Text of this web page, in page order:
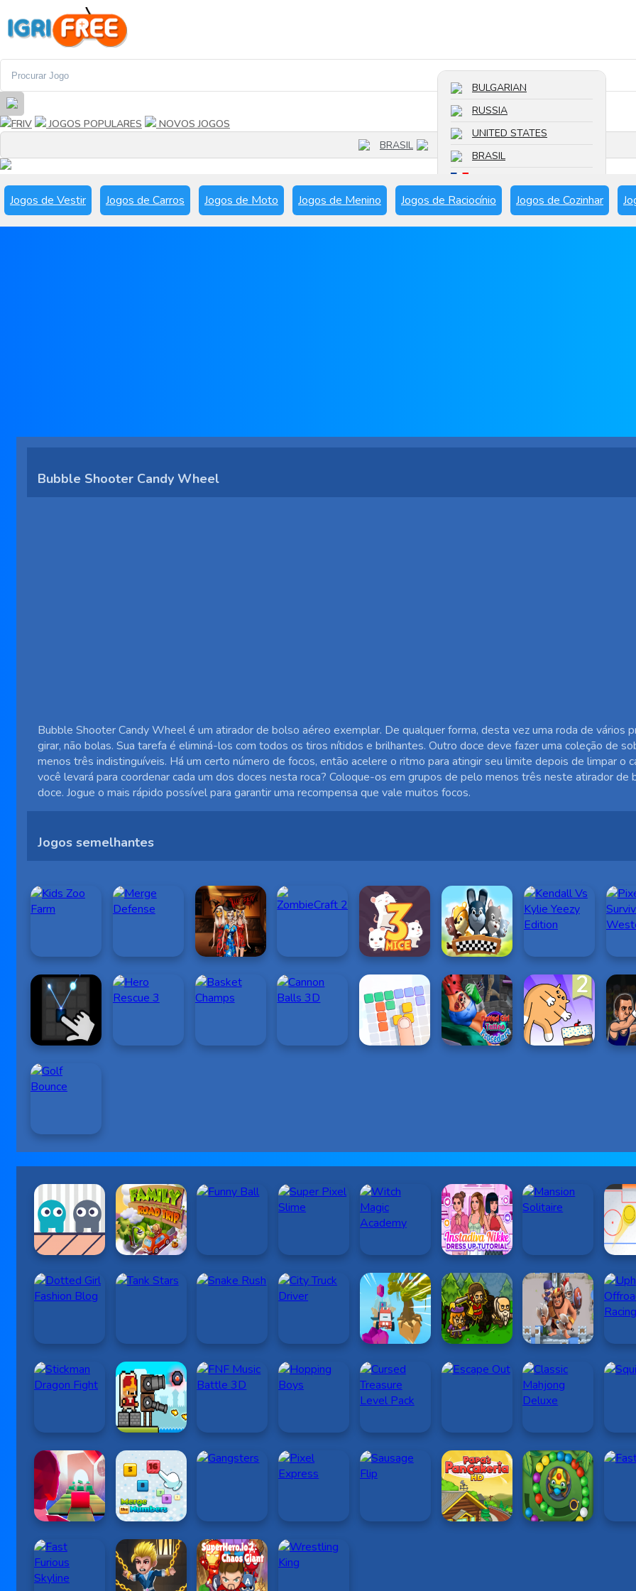
FRIV JOGOS POPULARES
NOVOS JOGOS
BRASIL
BULGARIAN
RUSSIA
UNITED STATES
BRASIL
SPAIN
Jogos de Vestir Jogos de Carros Jogos de Moto Jogos de Menino Jogos de Raciocínio Jogos de Cozinhar
Bubble Shooter Candy Wheel
Bubble Shooter Candy Wheel é um atirador de bolso aéreo exemplar. De qualquer forma, desta vez uma roda de vários
girar, não bolas. Sua tarefa é eliminá-los com todos os tiros nítidos e brilhantes. Outro doce deve fazer uma coleção de
menos três indistinguíveis. Há um certo número de focos, então acelere o ritmo para atingir seu limite depois de limpar o
você levará para coordenar cada um dos doces nesta roca? Coloque-os em grupos de pelo menos três neste atirador de
doce. Jogue o mais rápido possível para garantir uma recompensa que vale muitos focos.
Jogos semelhantes